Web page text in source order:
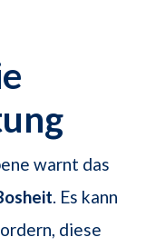
warnt das
. Es kann
diese